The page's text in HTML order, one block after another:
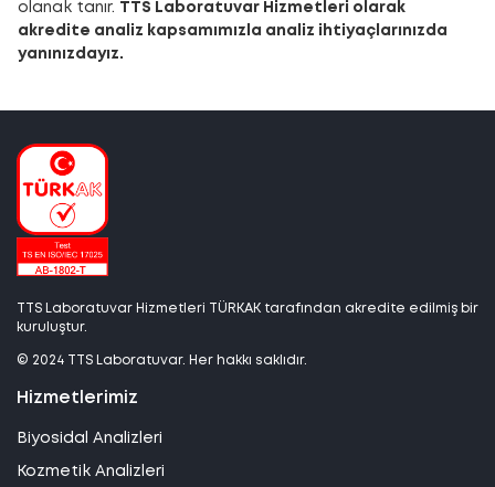
olanak tanır.
TTS Laboratuvar Hizmetleri olarak
akredite analiz kapsamımızla analiz ihtiyaçlarınızda
yanınızdayız.
TTS Laboratuvar Hizmetleri TÜRKAK tarafından akredite edilmiş bir
kuruluştur.
© 2024 TTS Laboratuvar. Her hakkı saklıdır.
Hizmetlerimiz
Biyosidal Analizleri
Kozmetik Analizleri